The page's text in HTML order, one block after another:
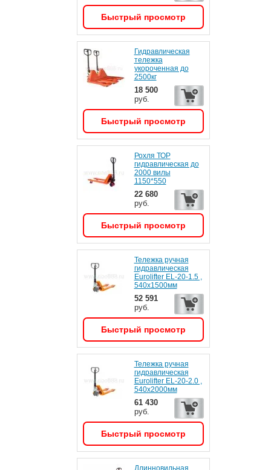
Быстрый просмотр
Гидравлическая
тележка
укороченная до
2500кг
18 500
руб.
Быстрый просмотр
Рохля ТОР
гидравлическая до
2000 вилы
1150*550
22 680
руб.
Быстрый просмотр
Тележка ручная
гидравлическая
Eurolifter EL-20-1.5 ,
540х1500мм
52 591
руб.
Быстрый просмотр
Тележка ручная
гидравлическая
Eurolifter EL-20-2.0 ,
540х2000мм
61 430
руб.
Быстрый просмотр
Длинновильная